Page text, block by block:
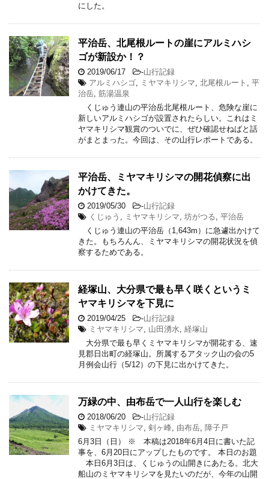
にした。
平治岳、北尾根ルートの崖にアルミハシ
ゴが新設か！？
2019/06/17 -山行記録
アルミハシゴ
ミヤマキリシマ 北尾根ルート
平
治岳 筋湯温泉
くじゅう連山の平治岳北尾根ルート、危険な崖に
新しいアルミハシゴが設置されたらしい。これはミ
ヤマキリシマ観賞のついでに、ぜひ確認せねばと話
がまとまった。今回は、その山行レポートである。
平治岳、ミヤマキリシマの開花偵察に出
かけてきた。
2019/05/30 -山行記録
くじゅう
ミヤマキリシマ 坊がつる 平治岳
くじゅう連山の平治岳（1,643m）に急遽出かけて
きた。もちろんん、ミヤマキリシマの開花状況を偵
察するためである。
経塚山、大分県で最も早く咲くというミ
ヤマキリシマを下見に
2019/04/25 -山行記録
ミヤマキリシマ
山田湧水 経塚山
大分県で最も早くミヤマキリシマが開花する、速
見郡日出町の経塚山。所属するアタック山の会の5
月例会山行（5/12）の下見に出かけてきた。
万緑の中、由布岳で一人山行を楽しむ
2018/06/20 -山行記録
ミヤマキリシマ 剣ヶ峰 由布岳 障子戸
6月3日（日） ※ 本稿は2018年6月4日に書いた記
事を、6月20日にアップしたものです。 本日のお題
本日6月3日は、くじゅうの山開きにあたる。北大
船山のミヤマキリシマを見たいのだが、今年の山開